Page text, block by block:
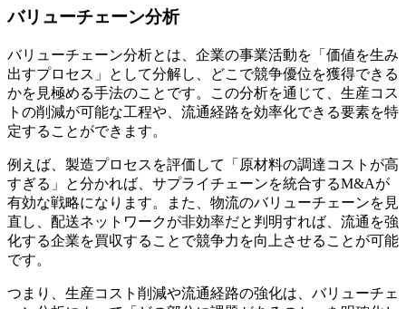
バリューチェーン分析
バリューチェーン分析とは、企業の事業活動を「価値を生み
出すプロセス」として分解し、どこで競争優位を獲得できる
かを見極める手法のことです。この分析を通じて、生産コス
トの削減が可能な工程や、流通経路を効率化できる要素を特
定することができます。
例えば、製造プロセスを評価して「原材料の調達コストが高
すぎる」と分かれば、サプライチェーンを統合するM&Aが
有効な戦略になります。また、物流のバリューチェーンを見
直し、配送ネットワークが非効率だと判明すれば、流通を強
化する企業を買収することで競争力を向上させることが可能
です。
つまり、生産コスト削減や流通経路の強化は、バリューチェ